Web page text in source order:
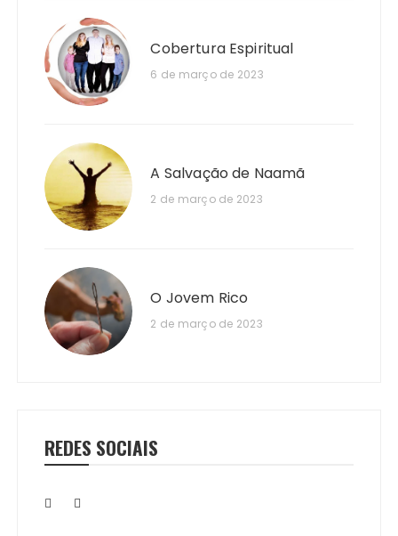
Cobertura Espiritual
6 de março de 2023
A Salvação de Naamã
2 de março de 2023
O Jovem Rico
2 de março de 2023
REDES SOCIAIS